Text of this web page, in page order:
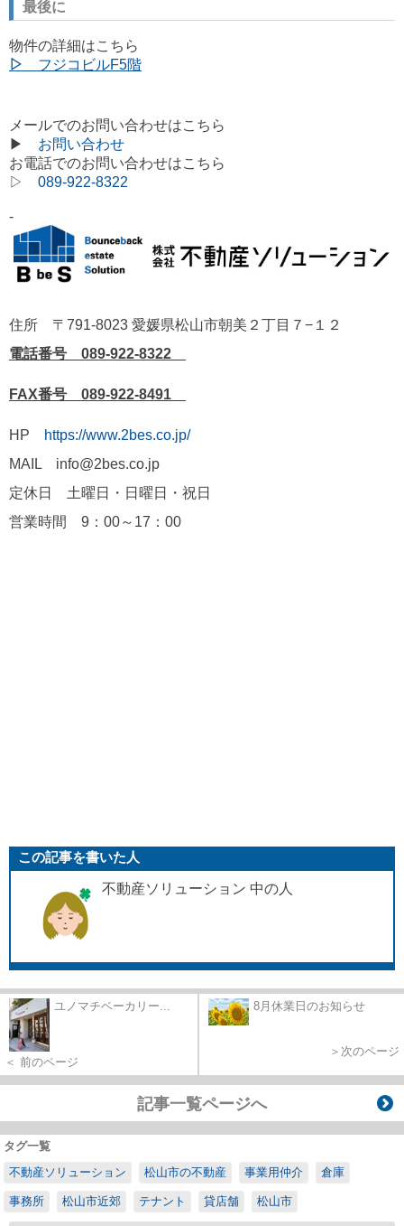
最後に
物件の詳細はこちら
▷ フジコビルF5階
メールでのお問い合わせはこちら
▶ お問い合わせ
お電話でのお問い合わせはこちら
▷ 089-922-8322
-
住所 〒791-8023 愛媛県松山市朝美２丁目７−１２
電話番号 089-922-8322
FAX番号 089-922-8491
HP
https://www.2bes.co.jp/
MAIL info@2bes.co.jp
定休日 土曜日・日曜日・祝日
営業時間 9：00～17：00
この記事を書いた人
不動産ソリューション 中の人
ユノマチベーカリー...
＜ 前のページ
8月休業日のお知らせ
＞次のページ
記事一覧ページへ
タグ一覧
不動産ソリューション
松山市の不動産 事業用仲介 倉庫
事務所 松山市近郊 テナント 貸店舗 松山市